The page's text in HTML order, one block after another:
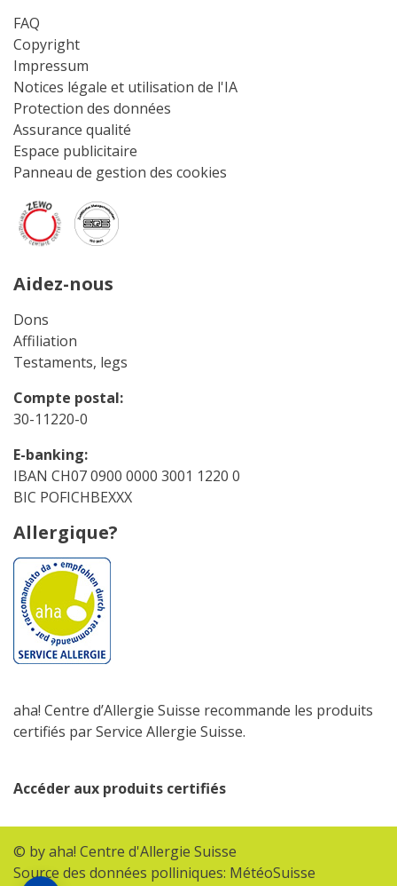
FAQ
Copyright
Impressum
Notices légale et utilisation de l'IA
Protection des données
Assurance qualité
Espace publicitaire
Panneau de gestion des cookies
Aidez-nous
Dons
Affiliation
Testaments, legs
Compte postal:
30-11220-0
E-banking:
IBAN CH07 0900 0000 3001 1220 0
BIC POFICHBEXXX
Allergique?
aha! Centre d’Allergie Suisse recommande les produits
certifiés par Service Allergie Suisse.
Accéder aux produits certifiés
© by aha! Centre d'Allergie Suisse
Source des données polliniques: MétéoSuisse